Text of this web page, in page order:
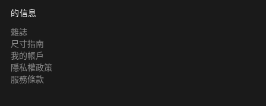
的信息
雜誌
尺寸指南
我的帳戶
隱私權政策
服務條款